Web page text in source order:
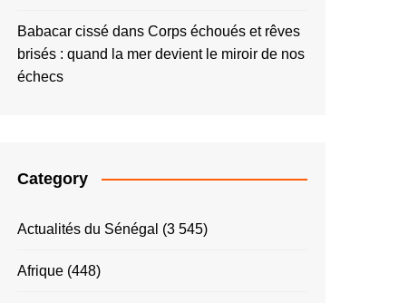
Babacar cissé dans Corps échoués et rêves
brisés : quand la mer devient le miroir de nos
échecs
Category
Actualités du Sénégal (3 545)
Afrique (448)